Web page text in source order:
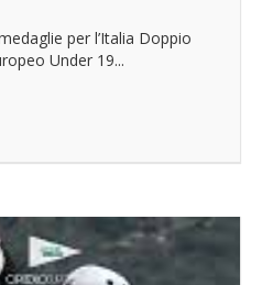
per l’Italia Doppio
Under 19...